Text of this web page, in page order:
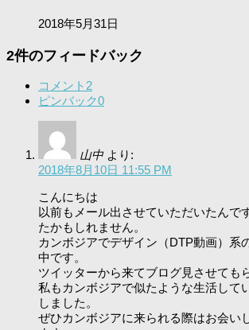
2018年5月31日
2件のフィードバック
コメント 2
ピンバック0
山中 より:
2018年8月10日 11:55 PM
こんにちは
以前もメール出させていただいたんで
たかもしれません。
カンボジアでデザイン（DTP動画）系
中です。
ツイッターから来てブログ見させても
私もカンボジアで似たような生活して
しました。
ぜひカンボジアに来られる際はお会い